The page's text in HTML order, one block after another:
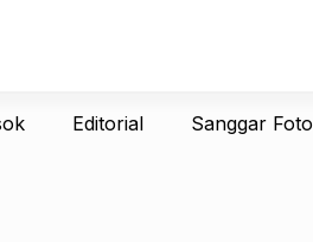
Editorial Sanggar Foto